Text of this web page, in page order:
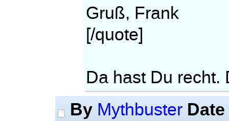
Gruß, Frank
[/quote]
Da hast Du recht.
By Mythbuster Date